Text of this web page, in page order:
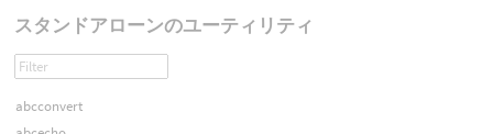
スタンドアローンのユーティリティ
abcconvert